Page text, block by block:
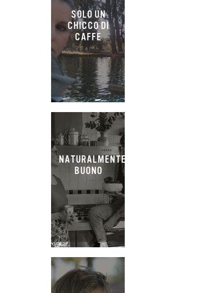
SOLO UN
CHICCO DI
CAFFÈ
NATURALMENTE
BUONO